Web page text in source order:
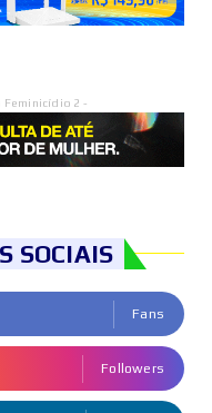
Feminicídio 2 -
SOCIAIS
Fans
Followers